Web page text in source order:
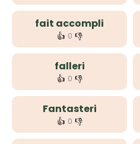
fait accompli
👍 0 👎
falleri
👍 0 👎
Fantasteri
👍 0 👎